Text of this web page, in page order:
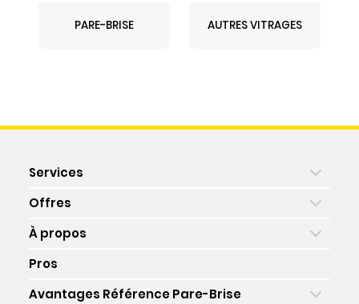
PARE-BRISE AUTRES VITRAGES
Services
Offres
À propos
Pros
Avantages Référence Pare-Brise